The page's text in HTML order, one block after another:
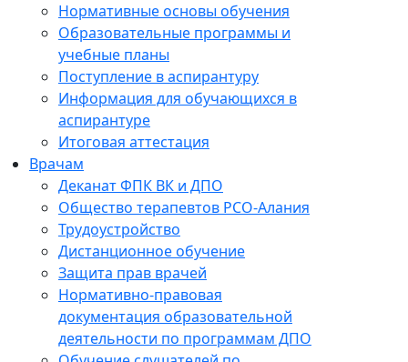
Нормативные основы обучения
Образовательные программы и
учебные планы
Поступление в аспирантуру
Информация для обучающихся в
аспирантуре
Итоговая аттестация
Врачам
Деканат ФПК ВК и ДПО
Общество терапевтов РСО-Алания
Трудоустройство
Дистанционное обучение
Защита прав врачей
Нормативно-правовая
документация образовательной
деятельности по программам ДПО